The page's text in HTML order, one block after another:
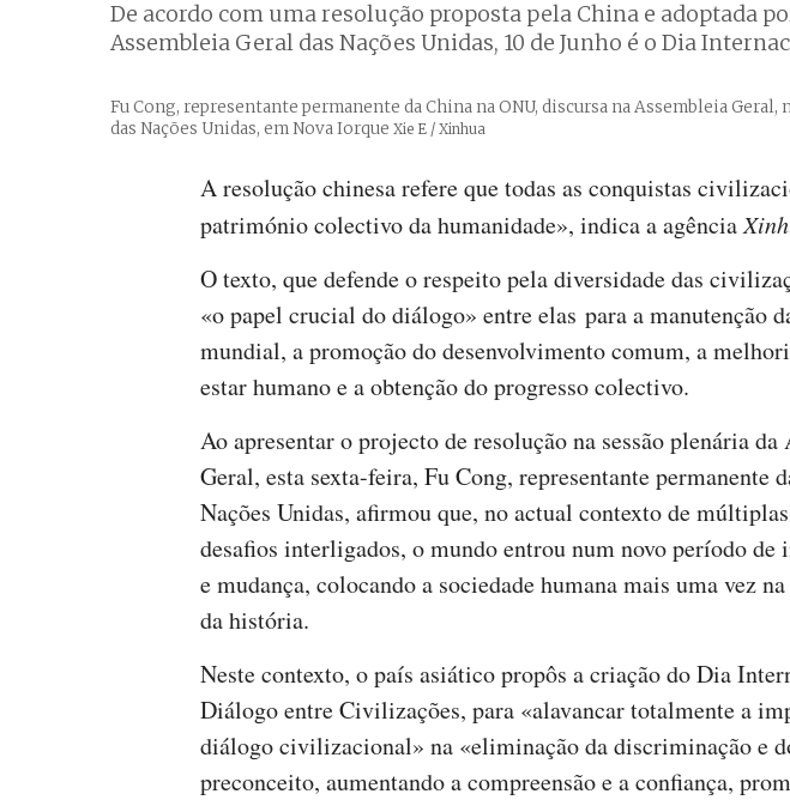
De acordo com uma resolução proposta pela China e adoptada
Assembleia Geral das Nações Unidas, 10 de Junho é o Dia
Fu Cong, representante permanente da China na ONU, discursa na Assembleia Geral,
das Nações Unidas, em Nova Iorque Créditos
Xie E / Xinhua
A resolução chinesa refere que todas as conquistas
património colectivo da humanidade», indica a agência
O texto, que defende o respeito pela diversidade das
«o papel crucial do diálogo» entre elas para a manutenção
mundial, a promoção do desenvolvimento comum, a
estar humano e a obtenção do progresso colectivo.
Ao apresentar o projecto de resolução na sessão plenária da
Geral, esta sexta-feira, Fu Cong, representante permanente
Nações Unidas, afirmou que, no actual contexto de
desafios interligados, o mundo entrou num novo período de
e mudança, colocando a sociedade humana mais uma vez
da história.
Neste contexto, o país asiático propôs a criação do Dia
Diálogo entre Civilizações, para «alavancar totalmente a
diálogo civilizacional» na «eliminação da discriminação e
preconceito, aumentando a compreensão e a confiança,